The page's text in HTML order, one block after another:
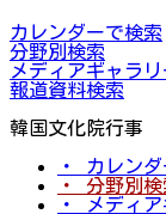
カレンダーで検索
分野別検索
メディアギャラリ
報道資料検索
韓国文化院行事
・ カレン
・ 分野別検
・ メディ